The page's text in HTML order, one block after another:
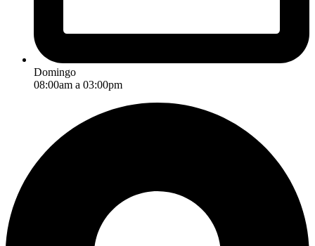
Domingo
08:00am a 03:00pm